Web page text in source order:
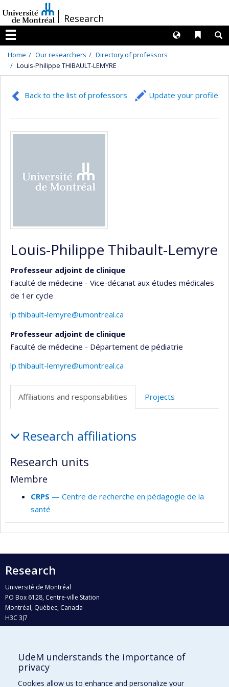
au
contenu
/Research
Menu
Liens
Langues
Home Our researchers
Directory of professors
Louis-Philippe THIBAULT-LEMYRE
Back to the list of professors Update your profile
Louis-Philippe Thibault-Lemyre
Professeur adjoint de clinique
Faculté de médecine - Vice-décanat aux études médicales
de 1er cycle
lp.thibault-lemyre@umontreal.ca
Professeur adjoint de clinique
Faculté de médecine - Département de pédiatrie
lp.thibault-lemyre@umontreal.ca
Affiliations and responsabilities Projects
and
responsabilities
Research affiliations
Research units
Membre
CRPS — Centre de recherche en pédagogie de la
santé
Research
Université de Montréal
PO Box 6128, Centre-ville Station
Montréal, Québec, Canada
H3C 3J7
Who does what?
Find us
UdeM understands the importance of
privacy
Cookies allow us to enhance and personalize your